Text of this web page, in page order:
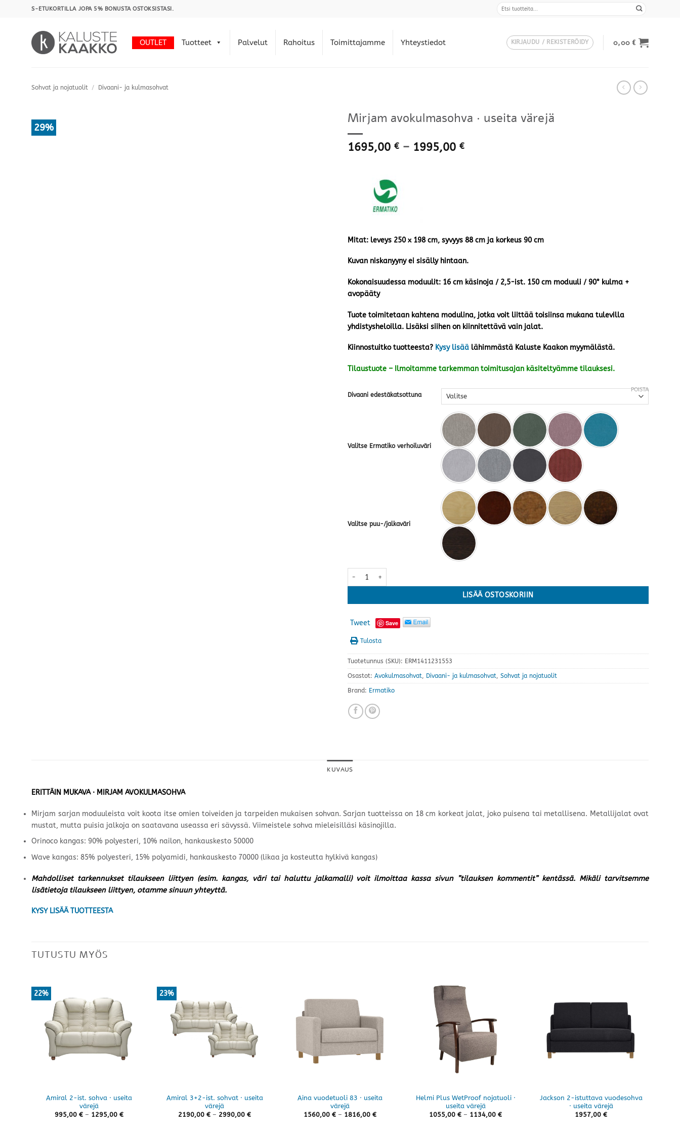
S-ETUKORTILLA JOPA 5% BONUSTA OSTOKSISTASI.
OUTLET Tuotteet Palvelut Rahoitus Toimittajamme Yhteystiedot KIRJAUDU / REKISTERÖIDY 0,00€
Sohvat ja nojatuolit / Divaani- ja kulmasohvat
29%
Mirjam avokulmasohva · useita värejä
1695,00 € – 1995,00 €Hintaluokka:
Mitat: leveys 250 x 198 cm, syvyys 88 cm ja korkeus 90 cm
Kuvan niskanyyny ei sisälly hintaan.
Kokonaisuudessa moduulit: 16 cm käsinoja / 2,5-ist. 150 cm moduuli / 90° kulma +
avopääty
Tuote toimitetaan kahtena modulina, jotka voit liittää toisiinsa mukana tulevilla
yhdistysheloilla. Lisäksi siihen on kiinnitettävä vain jalat.
Kiinnostuitko tuotteesta? Kysy lisää lähimmästä Kaluste Kaakon myymälästä.
Tilaustuote – Ilmoitamme tarkemman toimitusajan käsiteltyämme tilauksesi.
Divaani edestäkatsottuna
Valitse Ermatiko verhoiluväri
Valitse puu-/jalkaväri
POISTA
Mirjam avokulmasohva · useita värejä määrä
LISÄÄ OSTOSKORIIN
Tweet Save
Tulosta
Tuotetunnus (SKU): ERM1411231553
Osastot: Avokulmasohvat, Divaani- ja kulmasohvat, Sohvat ja nojatuolit
Brand: Ermatiko
KUVAUS
ERITTÄIN MUKAVA · MIRJAM AVOKULMASOHVA
Mirjam sarjan moduuleista voit koota itse omien toiveiden ja tarpeiden mukaisen sohvan. Sarjan tuotteissa on 18 cm korkeat jalat, joko puisena tai metallisena. Metallijalat ovat
mustat, mutta puisia jalkoja on saatavana useassa eri sävyssä. Viimeistele sohva mieleisilläsi käsinojilla.
Orinoco kangas: 90% polyesteri, 10% nailon, hankauskesto 50000
Wave kangas: 85% polyesteri, 15% polyamidi, hankauskesto 70000 (likaa ja kosteutta hylkivä kangas)
Mahdolliset tarkennukset tilaukseen liittyen (esim. kangas, väri tai haluttu jalkamalli) voit ilmoittaa kassa sivun ”tilauksen kommentit” kentässä. Mikäli tarvitsemme
lisätietoja tilaukseen liittyen, otamme sinuun yhteyttä.
KYSY LISÄÄ TUOTTEESTA
TUTUSTU MYÖS
22%
Amiral 2-ist. sohva · useita
värejä
995,00 € – 1295,00 €Hintaluokka:
23%
Amiral 3+2-ist. sohvat · useita
värejä
2190,00 € – 2990,00 €Hintaluokka:
Aina vuodetuoli 83 · useita
värejä
1560,00 € – 1816,00 €Hintaluokka:
Helmi Plus WetProof nojatuoli ·
useita värejä
1055,00 € – 1134,00 €Hintaluokka:
Jackson 2-istuttava vuodesohva
· useita värejä
1957,00 €